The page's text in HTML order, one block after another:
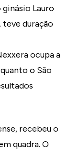
Lauro
teve duração
ocupa a
o São
recebeu o
quadra. O